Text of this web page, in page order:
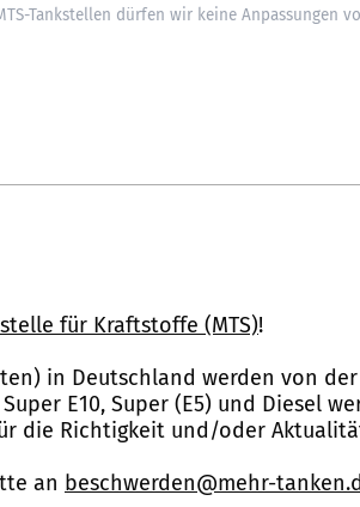
für Kraftstoffe (MTS)!
in Deutschland werden von
E10, Super (E5) und Diesel
die Richtigkeit und/oder
an beschwerden@mehr-